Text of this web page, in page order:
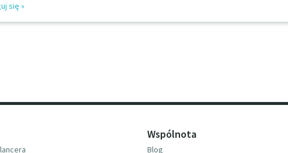
się »
Wspólnota
Blog